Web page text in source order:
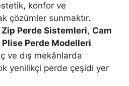
konfor ve
çözümler sunmaktır.
Zip Perde Sistemleri, Cam
Plise Perde Modelleri
ve dış mekânlarda
yenilikçi perde çeşidi yer